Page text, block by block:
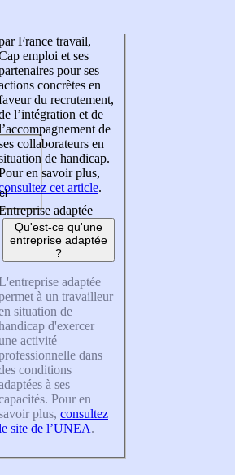
France travail,
emploi et ses
pour ses
concrètes en
du recrutement,
l’intégration et de
de
collaborateurs en
de handicap.
en savoir plus,
cet article.
adaptée
Qu'est-ce qu'une
entreprise adaptée
?
adaptée
à un travailleur
situation de
d'exercer
activité
dans
conditions
à ses
Pour en
plus, consultez
site de l’UNEA.